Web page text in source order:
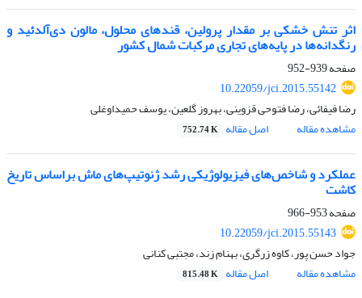
اثر تنش خشکی بر مقدار پرولین، قندهای محلول، مالون دی‌آلدئید و
رنگدانه‌ها در پایه‌های تجاری مرکبات شمال کشور
صفحه939-952
10.22059/jci.2015.55142
رضا فیفائی، رضا فتوحی قزوینی، بهروز گلعین، یوسف حمیداوغلی
مشاهده مقاله
اصل مقاله 752.74 K
عملکرد و شاخص‌های فیزیولوژیکی رشد ژنوتیپ‌های ماش براساس تاریخ
کاشت
صفحه953-966
10.22059/jci.2015.55143
جواد حسن پور، کاوه زرگری، بهنام زند، مجتبی کنانی
مشاهده مقاله
اصل مقاله 815.48 K